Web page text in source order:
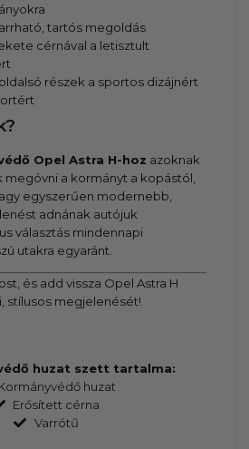
tartós megoldás
cérnával a letisztult
részek a sportos dizájnért
Opel Astra H-hoz azoknak
megóvni a kormányt a kopástól,
egyszerűen modernebb,
adnának autójuk
választás mindennapi
utakra egyaránt.
és add vissza Opel Astra H
stílusos megjelenését!
huzat szett tartalma:
huzat
Erősített cérna
Varrótű